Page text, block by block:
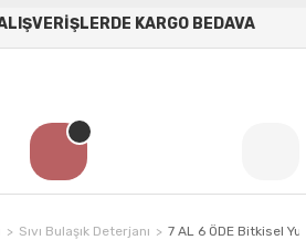
KARGO BEDAVA
Sıvı Bulaşık Deterjanı 7 AL 6 ÖDE Bitkisel